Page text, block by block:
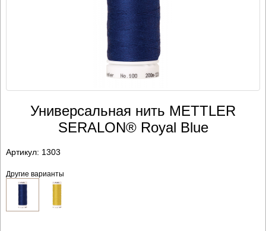
Универсальная нить METTLER
SERALON® Royal Blue
Артикул: 1303
Другие варианты